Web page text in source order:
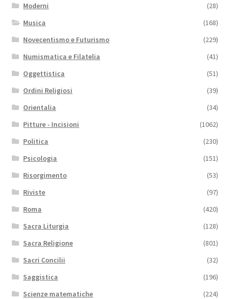
Moderni
(28)
Musica
(168)
Novecentismo e Futurismo
(229)
Numismatica e Filatelia
(41)
Oggettistica
(51)
Ordini Religiosi
(39)
Orientalia
(34)
Pitture - Incisioni
(1062)
Politica
(230)
Psicologia
(151)
Risorgimento
(53)
Riviste
(97)
Roma
(420)
Sacra Liturgia
(128)
Sacra Religione
(801)
Sacri Concilii
(32)
Saggistica
(196)
Scienze matematiche
(224)